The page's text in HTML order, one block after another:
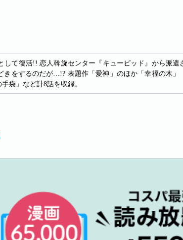
て復活!! 恋人斡旋センター『キューピッド』から派遣
をするのだが…!? 表題作「愛神」のほか「幸福の木」
袋」など計8話を収録。